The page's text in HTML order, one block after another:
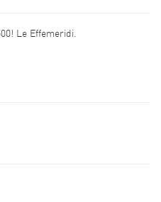
Le Effemeridi.